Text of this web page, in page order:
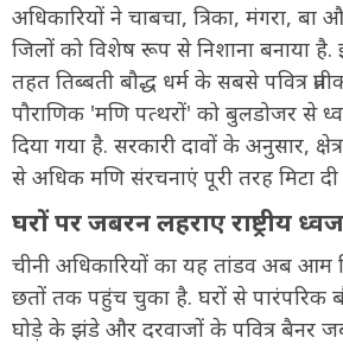
अधिकारियों ने चाबचा, त्रिका, मंगरा, बा
जिलों को विशेष रूप से निशाना बनाया है.
तहत तिब्बती बौद्ध धर्म के सबसे पवित्र
पौराणिक 'मणि पत्थरों' को बुलडोजर से
दिया गया है. सरकारी दावों के अनुसार,
से अधिक मणि संरचनाएं पूरी तरह मिटा
घरों पर जबरन लहराए राष्ट्रीय ध्वज
चीनी अधिकारियों का यह तांडव अब आम
छतों तक पहुंच चुका है. घरों से पारंपरिक
घोड़े के झंडे और दरवाजों के पवित्र बैनर